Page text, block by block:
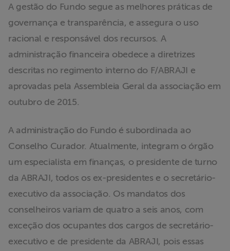
A gestão do Fundo segue as melhores práticas de
governança e transparência, e assegura o uso
racional e responsável dos recursos. A
administração financeira obedece a diretrizes
descritas no regimento interno do F/ABRAJI e
aprovadas pela Assembleia Geral da associação em
outubro de 2015.
A administração do Fundo é subordinada ao
Conselho Curador. Atualmente, integram o órgão
um especialista em finanças, o presidente de turno
da ABRAJI, todos os ex-presidentes e o secretário-
executivo da associação. Os mandatos dos
conselheiros variam de quatro a seis anos, com
exceção dos ocupantes dos cargos de secretário-
executivo e de presidente da ABRAJI, pois essas